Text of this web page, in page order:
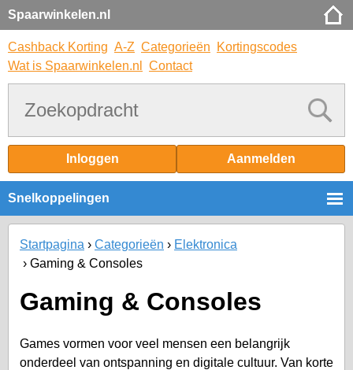
Spaarwinkelen.nl
Cashback Korting A-Z Categorieën
Kortingscodes
Wat is Spaarwinkelen.nl
Contact
Inloggen Aanmelden
Snelkoppelingen
Startpagina Categorieën
Elektronica
Gaming & Consoles
Gaming & Consoles
Games vormen voor veel mensen een belangrijk
onderdeel van ontspanning en digitale cultuur. Van korte